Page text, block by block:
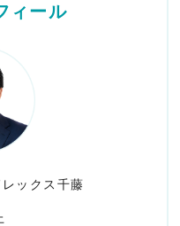
ィール
ックス千藤